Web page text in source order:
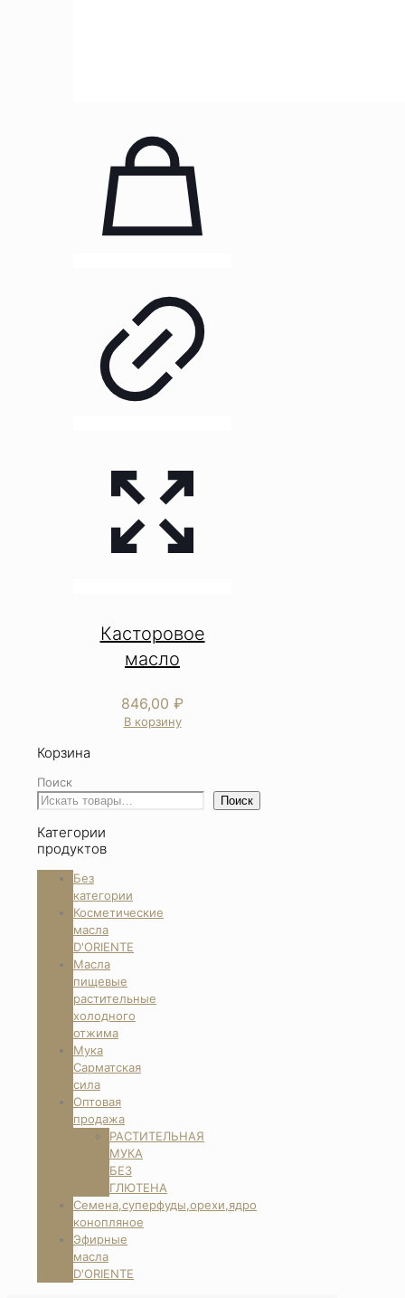
Касторовое
масло
846,00₽
В корзину
Корзина
Поиск
Поиск
Категории
продуктов
Без
категории
Косметические
масла
D'ORIENTE
Масла
пищевые
растительные
холодного
отжима
Мука
Сарматская
сила
Оптовая
продажа
РАСТИТЕЛЬНАЯ
МУКА
БЕЗ
ГЛЮТЕНА
Семена,суперфуды,орехи,ядро
конопляное
Эфирные
масла
D'ORIENTE